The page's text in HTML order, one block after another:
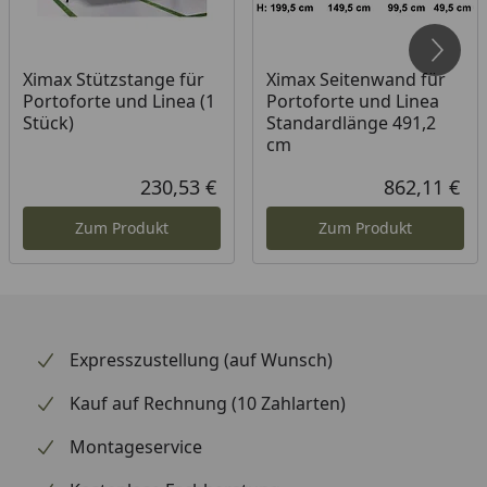
Die Abbildungen zeigen teilweise Modelle mit 4
Stützen, ab 2020 wird das Carport mit 6 Stützen
Material
Carport Konstruktion:
eloxiertes Aluminium
Infrarotstrahlung-Schutz)
Schutz / 37 %
Ximax Stützstange für
Portoforte und Linea (1
Stück)
Aktueller Preis
230,53 €
Zum Produkt
Ximax Seitenwand für
Portoforte und Linea
Standardlänge 491,2
cm
862,11 €
Zum Produkt
Expresszustellung (auf Wunsch)
Kauf auf Rechnung (10 Zahlarten)
Montageservice